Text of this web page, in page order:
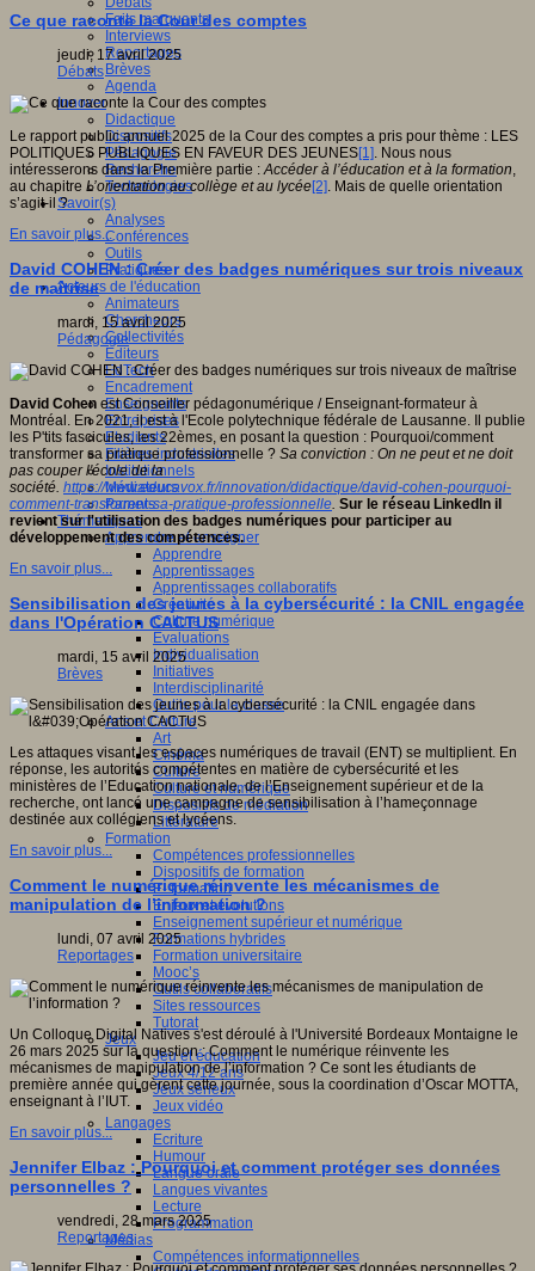
Faits marquants
Interviews
Reportages
Brèves
Agenda
Innover
Didactique
Dispositifs
Pédagogie
Recherche
Technologies
Savoir(s)
Analyses
Conférences
Outils
Pratiques
Acteurs de l'éducation
Animateurs
Chercheurs
Collectivités
Editeurs
EdTech
Encadrement
Enseignants
Entreprises
Etudiants
Filières industrielles
Institutionnels
Médiateurs
Parents
Thématiques
Apprendre et enseigner
Apprendre
Apprentissages
Apprentissages collaboratifs
Créativité
Culture numérique
Evaluations
Individualisation
Initiatives
Interdisciplinarité
Outils pour la classe
Arts et Culture
Art
Cinéma
Culture
Culture et numérique
Dispositifs de médiation
Littérature
Formation
Compétences professionnelles
Dispositifs de formation
E- formation
Enjeux et évolutions
Enseignement supérieur et numérique
Formations hybrides
Formation universitaire
Mooc’s
Outils collaboratifs
Sites ressources
Tutorat
Jeux
Jeu et éducation
Jeux 4/12 ans
Jeux sérieux
Jeux vidéo
Langages
Ecriture
Humour
Langue orale
Langues vivantes
Lecture
Programmation
Médias
Compétences informationnelles
Ce que raconte la Cour des comptes
jeudi, 17 avril 2025
Débats
Le rapport public annuel 2025 de la Cour des comptes a pris pour thème : LES
POLITIQUES PUBLIQUES EN FAVEUR DES JEUNES[1]. Nous nous
intéresserons dans la Première partie :Accéder à l’éducation et à la formation,
au chapitre L’orientation au collège et au lycée[2]. Mais de quelle orientation
s’agit-il ?
En savoir plus...
David COHEN : Créer des badges numériques sur trois niveaux
de maîtrise
mardi, 15 avril 2025
Pédagogie
David Cohen est Conseiller pédagonumérique / Enseignant-formateur à
Montréal. En 2021, il est à l'Ecole polytechnique fédérale de Lausanne. Il publie
les P'tits fascicules, les 22èmes, en posant la question : Pourquoi/comment
transformer sa pratique professionnelle ? Sa conviction : On ne peut et ne doit
pas couper l'école de la
société. https://www.educavox.fr/innovation/didactique/david-cohen-pourquoi-
comment-transformer-sa-pratique-professionnelle. Sur le réseau LinkedIn il
revient sur l'utilisation des badges numériques pour participer au
développement des compétences.
En savoir plus...
Sensibilisation des jeunes à la cybersécurité : la CNIL engagée
dans l'Opération CACTUS
mardi, 15 avril 2025
Brèves
Les attaques visant les espaces numériques de travail (ENT) se multiplient. En
réponse, les autorités compétentes en matière de cybersécurité et les
ministères de l’Education nationale, de l’Enseignement supérieur et de la
recherche, ont lancé une campagne de sensibilisation à l’hameçonnage
destinée aux collégiens et lycéens.
En savoir plus...
Comment le numérique réinvente les mécanismes de
manipulation de l’information ?
lundi, 07 avril 2025
Reportages
Un Colloque Digital Natives s'est déroulé à l'Université Bordeaux Montaigne le
26 mars 2025 sur la question : Comment le numérique réinvente les
mécanismes de manipulation de l’information ? Ce sont les étudiants de
première année qui gèrent cette journée, sous la coordination d’Oscar MOTTA,
enseignant à l’IUT.
En savoir plus...
Jennifer Elbaz : Pourquoi et comment protéger ses données
personnelles ?
vendredi, 28 mars 2025
Reportages